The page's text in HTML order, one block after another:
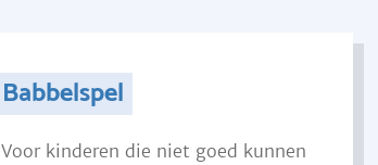
Babbelspel
Voor kinderen die niet goed kunnen